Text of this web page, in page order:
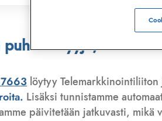
löytyy Telemarkkinointiliiton
Lisäksi tunnistamme
päivitetään jatkuvasti, mikä